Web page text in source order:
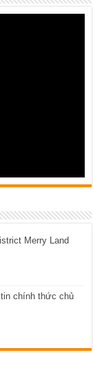
Merry Land
chính thức chủ